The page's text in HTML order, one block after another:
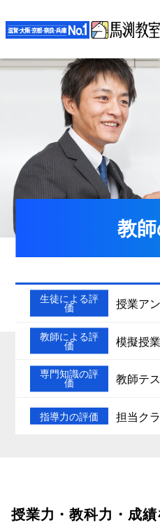
教
生徒による評
価 授業ア
教師による評
価 模擬授
専門知識の評
価 教師テ
指導力の評価 担当ク
授業力・教科力・成